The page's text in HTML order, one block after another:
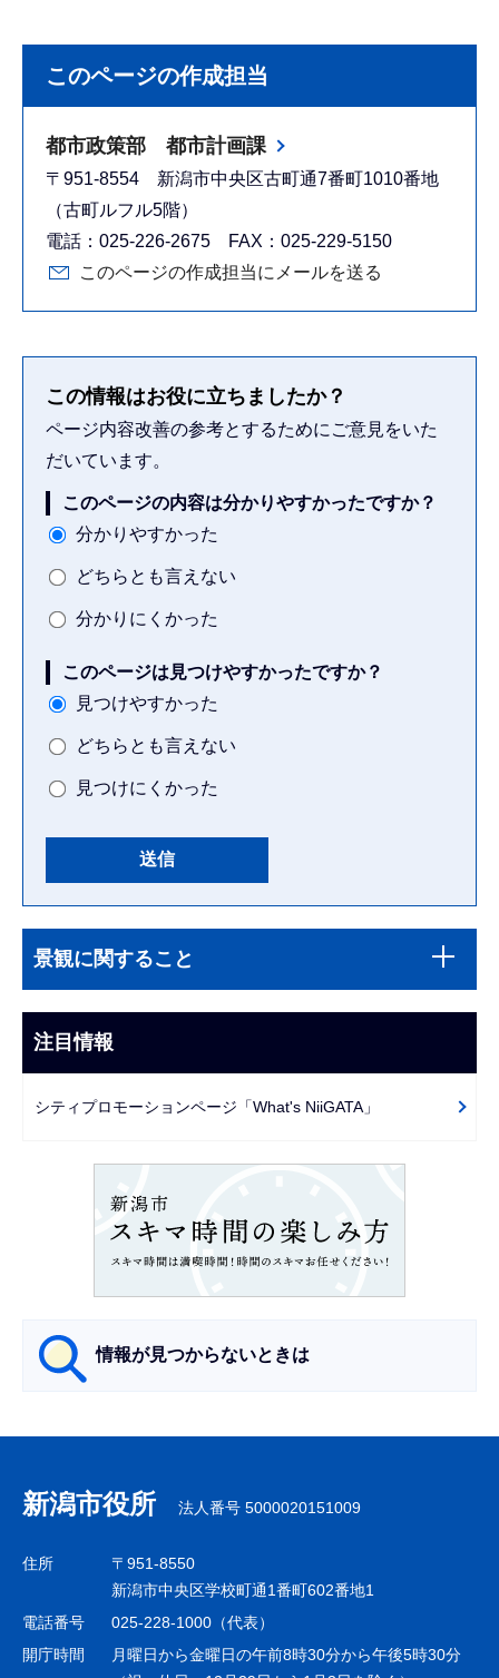
このページの作成担当
都市政策部 都市計画課
〒951-8554 新潟市中央区古町通7番町1010番地
（古町ルフル5階）
電話：025-226-2675 FAX：025-229-5150
このページの作成担当にメールを送る
この情報はお役に立ちましたか？
ページ内容改善の参考とするためにご意見をいた
だいています。
このページの内容は分かりやすかったですか？
分かりやすかった
どちらとも言えない
分かりにくかった
このページは見つけやすかったですか？
見つけやすかった
どちらとも言えない
見つけにくかった
文
こ
ま
で
サ
ブ
ビ
ー
景観に関すること
注目情報
シティプロモーションページ「What's NiiGATA」
情報が見つからないときは
ナ
ビ
ゲ
シ
ョ
新潟市役所 法人番号 5000020151009
住所
〒951-8550
新潟市中央区学校町通1番町602番地1
電話番号
025-228-1000（代表）
開庁時間
月曜日から金曜日の午前8時30分から午後5時30分